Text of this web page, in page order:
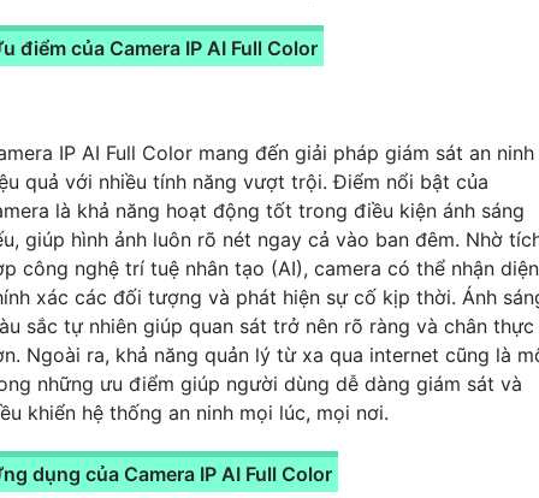
điểm của Camera IP AI Full Color
IP AI Full Color mang đến giải pháp giám sát an ninh
quả với nhiều tính năng vượt trội. Điểm nổi bật của
là khả năng hoạt động tốt trong điều kiện ánh sáng
giúp hình ảnh luôn rõ nét ngay cả vào ban đêm. Nhờ
công nghệ trí tuệ nhân tạo (AI), camera có thể nhận diện
xác các đối tượng và phát hiện sự cố kịp thời. Ánh
sắc tự nhiên giúp quan sát trở nên rõ ràng và chân thực
Ngoài ra, khả năng quản lý từ xa qua internet cũng là
những ưu điểm giúp người dùng dễ dàng giám sát và
khiển hệ thống an ninh mọi lúc, mọi nơi.
dụng của Camera IP AI Full Color